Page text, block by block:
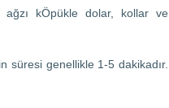
ağzı kÖpükle dolar, kollar ve
süresi genellikle 1-5 dakikadır.